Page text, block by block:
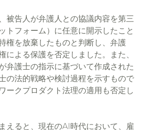
被告人が弁護人との協議内容を第三
トフォーム）に任意に開示したこと
権を放棄したものと判断し、弁護
による保護を否定しました。また、
弁護士の指示に基づいて作成された
の法的戦略や検討過程を示すもので
ークプロダクト法理の適用も否定し
えると、現在のAI時代において、雇